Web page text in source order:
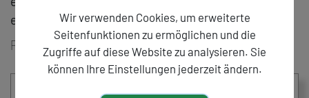
eine lebendige internationale Zusammenarbeit.
Pressetext
Wir verwenden Cookies, um erweiterte
Seitenfunktionen zu ermöglichen und die
Zugriffe auf diese Website zu analysieren. Sie
können Ihre Einstellungen jederzeit ändern.